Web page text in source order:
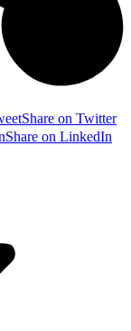
Share on Twitter
Share on LinkedIn